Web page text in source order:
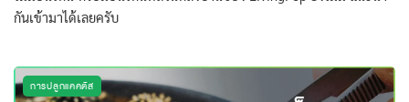
กันเข้ามาได้เลยครับ
การปลูกแคคตัส